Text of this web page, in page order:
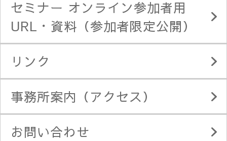
セミナー オンライン参加者用
URL・資料（参加者限定公開）
リンク
事務所案内（アクセス）
お問い合わせ